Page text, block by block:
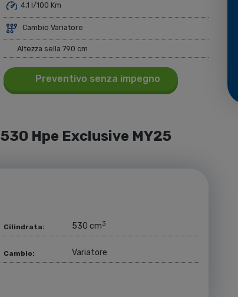
4,1 l/100 Km
Cambio Variatore
Altezza sella 790 cm
Preventivo senza impegno
Hpe Exclusive MY25
Cilindrata: 530 cm3
Cambio: Variatore